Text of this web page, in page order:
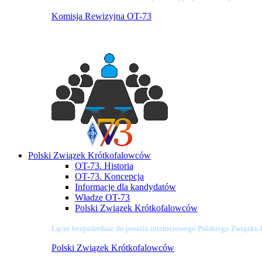
Komisja Rewizyjna OT-73
Polski Związek Krótkofalowców
OT-73. Historia
OT-73. Koncepcja
Informacje dla kandydatów
Władze OT-73
Polski Związek Krótkofalowców
Łącze bezpośrednie do poratlu internetowego Polskiego
Polski Związek Krótkofalowców